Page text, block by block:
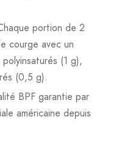
portion de 2
courge avec un
(1 g),
(0,5 g).
BPF garantie par
américaine depuis